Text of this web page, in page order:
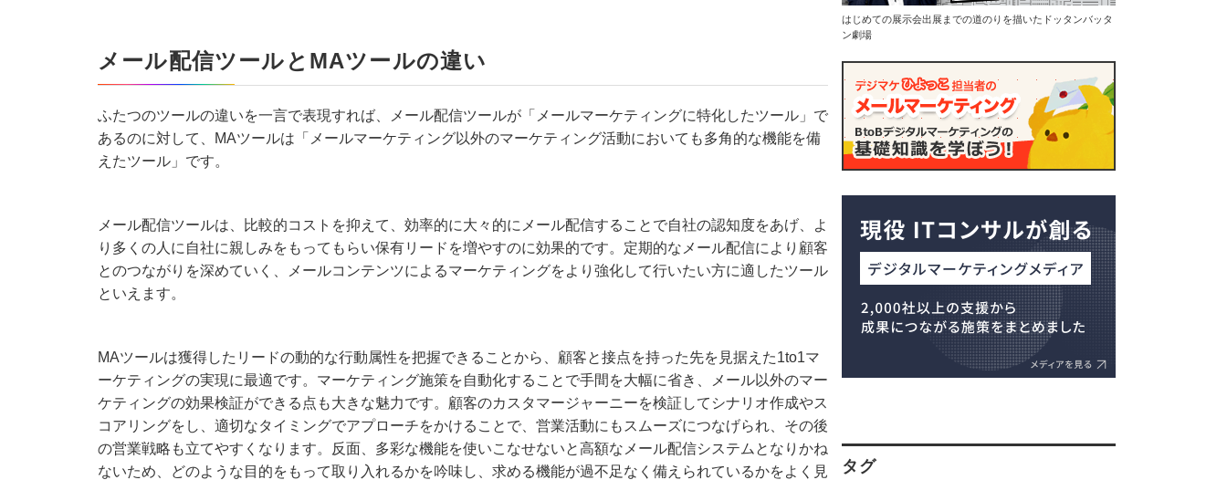
メール配信ツールとMAツールの違い
ふたつのツールの違いを一言で表現すれば、メール配信ツールが「メールマーケティングに特化したツール」で
あるのに対して、MAツールは「メールマーケティング以外のマーケティング活動においても多角的な機能を備
えたツール」です。
メール配信ツールは、比較的コストを抑えて、効率的に大々的にメール配信することで自社の認知度をあげ、よ
り多くの人に自社に親しみをもってもらい保有リードを増やすのに効果的です。定期的なメール配信により顧客
とのつながりを深めていく、メールコンテンツによるマーケティングをより強化して行いたい方に適したツール
といえます。
MAツールは獲得したリードの動的な行動属性を把握できることから、顧客と接点を持った先を見据えた1to1マ
ーケティングの実現に最適です。マーケティング施策を自動化することで手間を大幅に省き、メール以外のマー
ケティングの効果検証ができる点も大きな魅力です。顧客のカスタマージャーニーを検証してシナリオ作成やス
コアリングをし、適切なタイミングでアプローチをかけることで、営業活動にもスムーズにつなげられ、その後
の営業戦略も立てやすくなります。反面、多彩な機能を使いこなせないと高額なメール配信システムとなりかね
ないため、どのような目的をもって取り入れるかを吟味し、求める機能が過不足なく備えられているかをよく見
はじめての展示会出展までの道のりを描いたドッタンバッタ
ン劇場
タグ